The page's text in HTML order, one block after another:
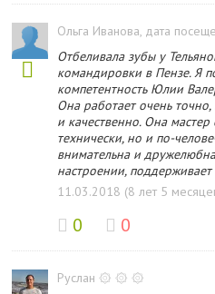
Ольга Иванова, дата
Отбеливала зубы у
командировки в Пензе. Я
компетентность Юлии
Она работает очень
и качественно. Она
технически, но и по-
внимательна и
настроении,
11.03.2018 (8 лет 5
0 0
Руслан ۞ ۞ ۞